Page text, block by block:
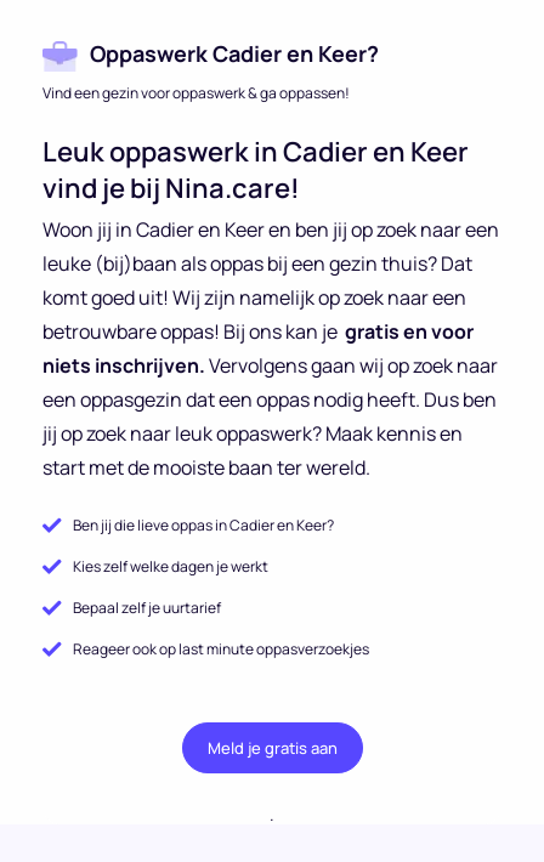
Oppaswerk Cadier en Keer?
Vind een gezin voor oppaswerk & ga oppassen!
Leuk oppaswerk in Cadier en Keer
vind je bij Nina.care!
Woon jij in Cadier en Keer en ben jij op zoek naar een
leuke (bij)baan als oppas bij een gezin thuis? Dat
komt goed uit! Wij zijn namelijk op zoek naar een
betrouwbare oppas! Bij ons kan je gratis en voor
niets inschrijven.Vervolgens gaan wij op zoek naar
een oppasgezin dat een oppas nodig heeft. Dus ben
jij op zoek naar leuk oppaswerk? Maak kennis en
start met de mooiste baan ter wereld.
Ben jij die lieve oppas in Cadier en Keer?
Kies zelf welke dagen je werkt
Bepaal zelf je uurtarief
Reageer ook op last minute oppasverzoekjes
Meld je gratis aan
.